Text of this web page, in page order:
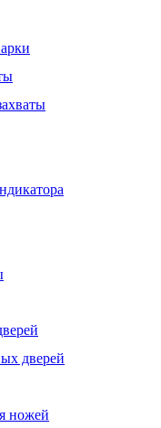
дверей
ножей